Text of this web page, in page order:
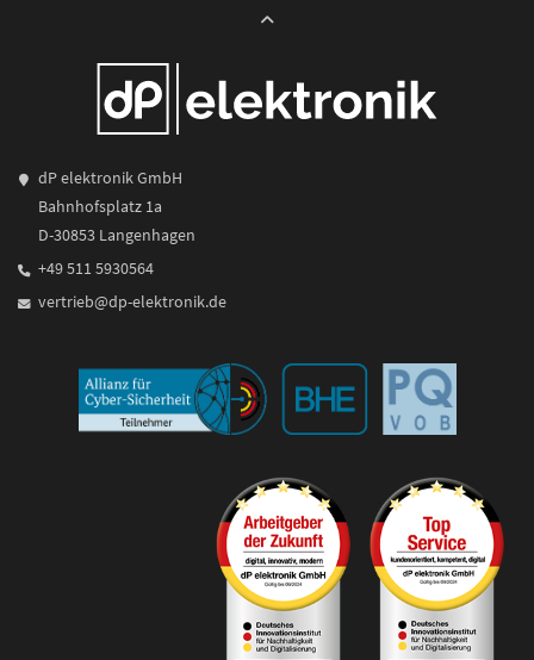
dP elektronik GmbH
Bahnhofsplatz 1a
D-30853 Langenhagen
+49 511 5930564
vertrieb@dp-elektronik.de